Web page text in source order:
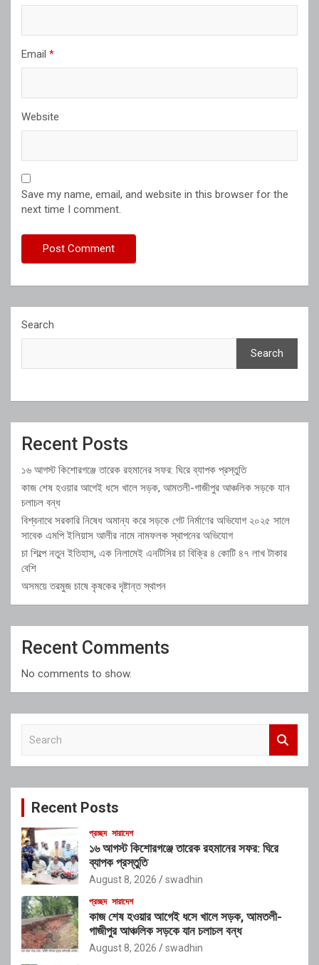
Email *
Website
Save my name, email, and website in this browser for the
next time I comment.
Search
Search
Recent Posts
১৬ আগস্ট কিশোরগঞ্জে তারেক রহমানের সফর: ঘিরে ব্যাপক প্রস্তুতি
কাজ শেষ হওয়ার আগেই ধসে খালে সড়ক, আমতলী-গাজীপুর আঞ্চলিক সড়কে যান
চলাচল বন্ধ
বিশ্বনাথে সরকারি নিষেধ অমান্য করে সড়কে গেট নির্মাণের অভিযোগ ২০২৫ সালে
সাবেক এমপি ইলিয়াস আলীর নামে নামফলক স্থাপনের অভিযোগ
চা শিল্পে নতুন ইতিহাস, এক নিলামেই এনটিসির চা বিক্রি ৪ কোটি ৪৭ লাখ টাকার
বেশি
অসময়ে তরমুজ চাষে কৃষকের দৃষ্টান্ত স্থাপন
Recent Comments
No comments to show.
c
Recent Posts
প্রচ্ছদ সারাদেশ
১৬ আগস্ট কিশোরগঞ্জে তারেক রহমানের সফর: ঘিরে
ব্যাপক প্রস্তুতি
August 8, 2026 swadhin
প্রচ্ছদ সারাদেশ
কাজ শেষ হওয়ার আগেই ধসে খালে সড়ক, আমতলী-
গাজীপুর আঞ্চলিক সড়কে যান চলাচল বন্ধ
August 8, 2026 swadhin